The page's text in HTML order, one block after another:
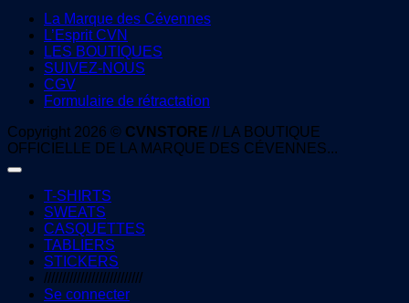
La Marque des Cévennes
L’Esprit CVN
LES BOUTIQUES
SUIVEZ-NOUS
CGV
Formulaire de rétractation
Copyright 2026 © CVNSTORE // LA BOUTIQUE
OFFICIELLE DE LA MARQUE DES CÉVENNES...
T-SHIRTS
SWEATS
CASQUETTES
TABLIERS
STICKERS
///////////////////////////
Se connecter